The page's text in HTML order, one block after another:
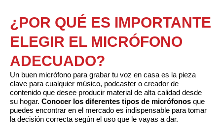
¿POR QUÉ ES IMPORTANTE
ELEGIR EL MICRÓFONO
ADECUADO?
Un buen micrófono para grabar tu voz en casa es la pieza
clave para cualquier músico, podcaster o creador de
contenido que desee producir material de alta calidad desde
su hogar. Conocer los diferentes tipos de micrófonos que
puedes encontrar en el mercado es indispensable para tomar
la decisión correcta según el uso que le vayas a dar.